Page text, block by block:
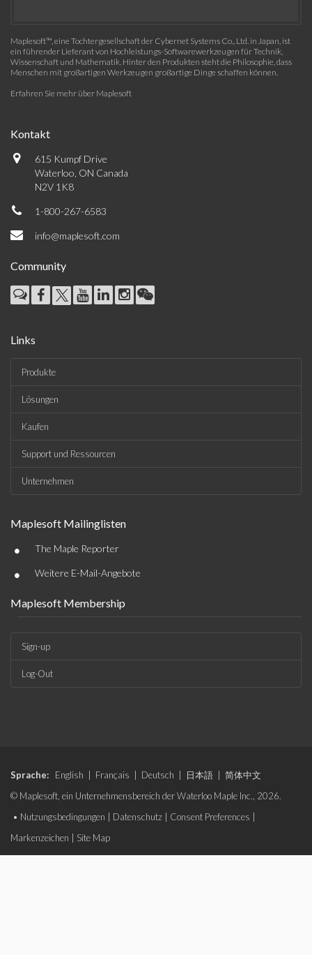
Maplesoft™, eine Tochtergesellschaft der Cybernet Systems Co., Ltd. in Japan, ist
ein führender Lieferant von Hochleistungs-Softwarewerkzeugen für Technik,
Wissenschaft und Mathematik. Hinter den Produkten steht die Philosophie, dass
Menschen mit großartigen Werkzeugen großartige Dinge schaffen können.
Erfahren Sie mehr über Maplesoft
Kontakt
615 Kumpf Drive
Waterloo, ON Canada
N2V 1K8
1-800-267-6583
info@maplesoft.com
Community
Links
Produkte
Lösungen
Kaufen
Support und Ressourcen
Unternehmen
Maplesoft Mailinglisten
• The Maple Reporter
• Weitere E-Mail-Angebote
Maplesoft Membership
Sign-up
Log-Out
Sprache: English Français Deutsch 日本語
简体中文
© Maplesoft, ein Unternehmensbereich der Waterloo Maple Inc., 2026.
• Nutzungsbedingungen Datenschutz Consent Preferences
Markenzeichen
Site Map